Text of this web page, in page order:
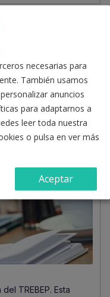
sobre la
Sostenible y
TREBEP. Esta
necesarias para
También usamos
anuncios
para adaptarnos a
leer toda nuestra
o pulsa en ver más
Aceptar